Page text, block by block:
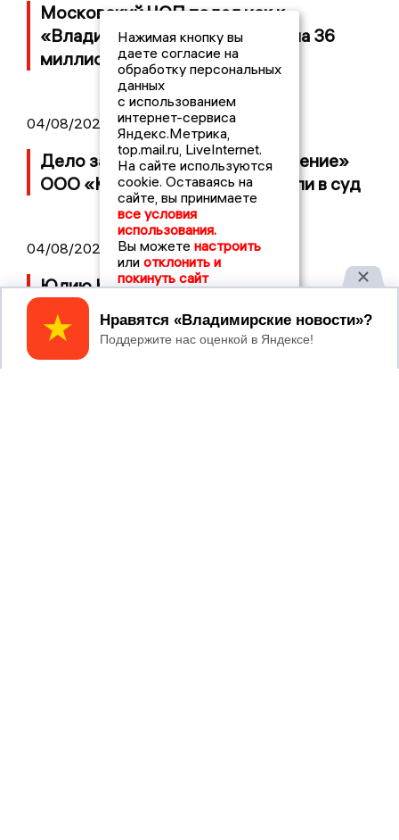
Московский ЧОП подал иск к
«Владимирскому стандарту» на 36
миллионов рублей
04/08/2026 15:40
Дело застройщика ЖК «Поколение»
ООО «Капитал Строй» передали в суд
04/08/2026 11:36
Юлию Калистову официально
представили в должности прокурора
Владимирской области
Нажимая кнопку вы
даете согласие на
обработку персональных
данных
с использованием
интернет-сервиса
Яндекс.Метрика,
top.mail.ru, LiveInternet.
На сайте используются
cookie. Оставаясь на
сайте, вы принимаете
все условия
использования.
Вы можете настроить
или отклонить и
покинуть сайт
Принять